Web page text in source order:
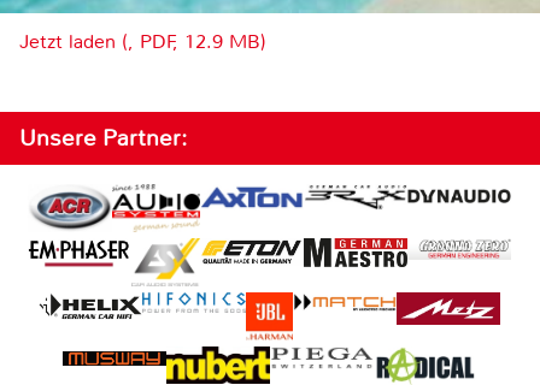
Jetzt laden (, PDF, 12.9 MB)
Unsere Partner: